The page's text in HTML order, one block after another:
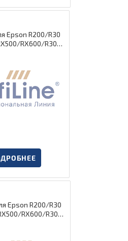
Epson R200/R30
RX600/R300
Epson R200/R30
RX600/R300